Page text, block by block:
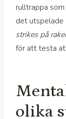
rulltrappa
det utspelade
strikes på
för att testa
olika